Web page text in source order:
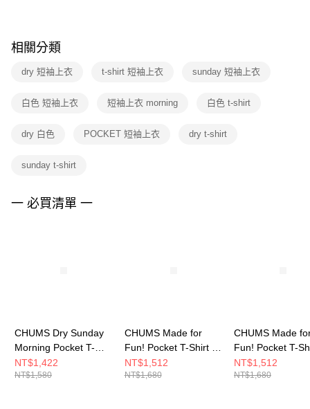
※ 交易是否成功請以「AFTEE先享後付 」之結帳頁面顯示為準，若有關於
是否繳費成功／繳費後需取消欲退款等相關疑問，請聯繫「AFTEE先享後付
客戶支援中心」
https://netprotections.freshdesk.com/support/home
１．透過由恩沛科技股份有限公司提供之「AFTEE先享後付」服務完成之交
權轉讓予恩沛科技股份有限公司。
３．未成年的使用者請事先徵得法定代理人或監護人之同意方可使用
４．使用「AFTEE先享後付」時，將依據個別帳號之用戶狀況，依本公司即
相關分類
dry 短袖上衣 t-shirt 短袖上衣 sunday 短袖上衣
白色 短袖上衣 短袖上衣 morning 白色 t-shirt
dry 白色 POCKET 短袖上衣 dry t-shirt
sunday t-shirt
一 必買清單 一
CHUMS Dry Sunday
Morning Pocket T-
Shirt 男 短袖上衣 深藍
CH012761N001
NT$1,422
NT$1,580
CHUMS Made for
Fun! Pocket T-Shirt 男
短袖上衣 白色
CH012746W001
NT$1,512
NT$1,680
CHUMS Made
Fun! Pocket T-
短袖上衣 白/黑
CH012746W049
NT$1,512
NT$1,680